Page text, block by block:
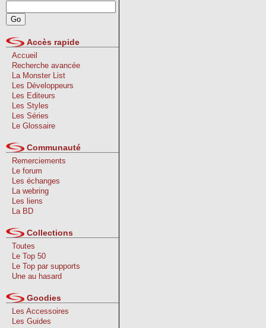
Accès rapide
Accueil
Recherche avancée
La Monster List
Les Développeurs
Les Editeurs
Les Styles
Les Séries
Le Glossaire
Communauté
Remerciements
Le forum
Les échanges
La webring
Les liens
La BD
Collections
Toutes
Le Top 50
Le Top par supports
Une au hasard
Goodies
Les Accessoires
Les Guides